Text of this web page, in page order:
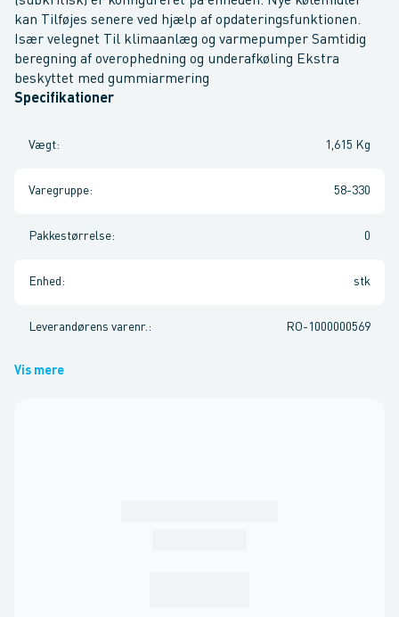
kan Tilføjes senere ved hjælp af opdateringsfunktionen.
Især velegnet Til klimaanlæg og varmepumper Samtidig
beregning af overophedning og underafkøling Ekstra
beskyttet med gummiarmering
Specifikationer
Vægt: 1,615 Kg
Varegruppe: 58-330
Pakkestørrelse: 0
Enhed : stk
Leverandørens varenr. : RO-1000000569
Vis mere